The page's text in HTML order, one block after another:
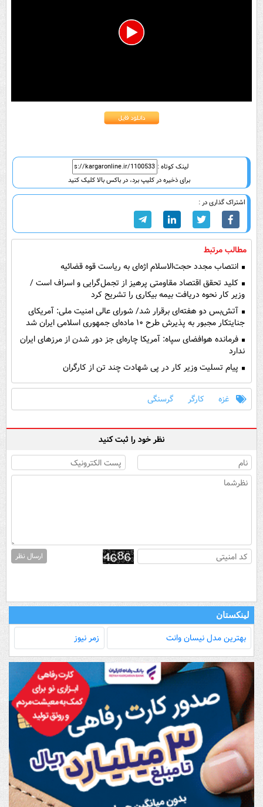
0
لینک کوتاه :
برای ذخیره در کلیپ برد، در باکس بالا کلیک کنید
اشتراک گذاری در :
مطالب مرتبط
انتصاب مجدد حجت‌الاسلام اژه‌ای به ریاست قوه‌ قضائیه
کلید تحقق اقتصاد مقاومتی پرهیز از تجمل‌گرایی و اسراف است /
وزیر کار نحوه دریافت بیمه بیکاری را تشریح کرد
آتش‌بس دو هفته‌ای برقرار شد/ شورای عالی امنیت ملی: آمریکای
جنایتکار مجبور به پذیرش طرح ۱۰ ماده‌ای جمهوری اسلامی ایران شد
فرمانده هوافضای سپاه: آمریکا چاره‌ای جز دور شدن از مرز‌های ایران
ندارد
پیام تسلیت وزیر کار در پی شهادت چند تن از کارگران
غزه کارگر گرسنگی
نظر خود را ثبت کنید
ارسال نظر
لینکستان
بهترین مدل‌ نیسان وانت زمر نیوز